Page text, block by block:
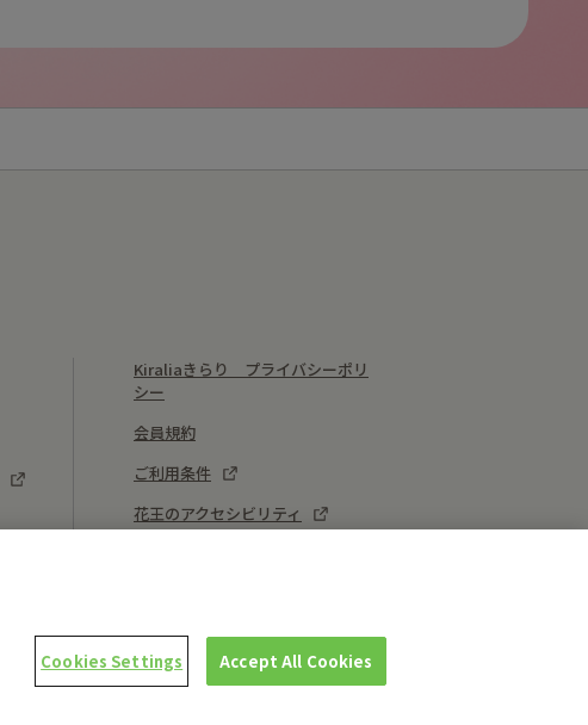
Kiraliaきらり プライバシーポリ
シー
会員規約
ご利用条件
花王のアクセシビリティ
Cookies Settings Accept All Cookies